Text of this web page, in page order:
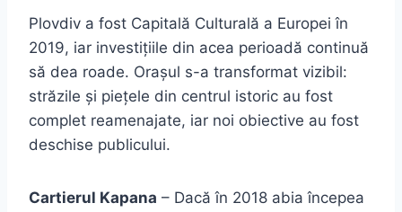
Plovdiv a fost Capitală Culturală a Europei în
2019, iar investițiile din acea perioadă continuă
să dea roade. Orașul s-a transformat vizibil:
străzile și piețele din centrul istoric au fost
complet reamenajate, iar noi obiective au fost
deschise publicului.
Cartierul Kapana – Dacă în 2018 abia începea